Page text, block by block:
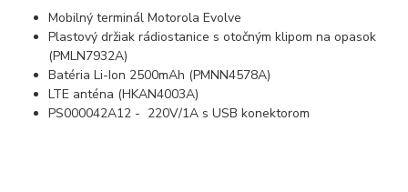
Mobilný terminál Motorola Evolve
Plastový držiak rádiostanice s otočným klipom na opasok
(PMLN7932A)
Batéria Li-Ion 2500mAh (PMNN4578A)
LTE anténa (HKAN4003A)
PS000042A12 - 220V/1A s USB konektorom